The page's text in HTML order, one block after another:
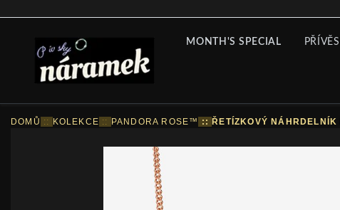
MONTH'S SPECIAL
DOMŮ :: KOLEKCE :: PANDORA ROSE™ :: ŘETÍZKOVÝ